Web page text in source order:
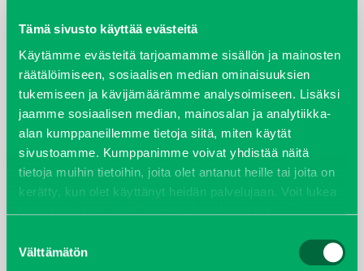
Tämä sivusto käyttää evästeitä
Käytämme evästeitä tarjoamamme sisällön ja mainosten
räätälöimiseen, sosiaalisen median ominaisuuksien
tukemiseen ja kävijämäärämme analysoimiseen. Lisäksi
jaamme sosiaalisen median, mainosalan ja analytiikka-
alan kumppaneillemme tietoja siitä, miten käytät
sivustoamme. Kumppanimme voivat yhdistää näitä
tietoja muihin tietoihin, joita olet antanut heille tai joita on
kerätty, kun olet käyttänyt heidän palvelujaan. Voit lukea
lisää evästeistä sekä muuttaa hyväksyntääsievästeet
valinta
Välttämätön
maaliskuu 2026
elokuu 2024
syyskuu 2023
joulukuu 2022
huhtikuu 2022
helmikuu 2022